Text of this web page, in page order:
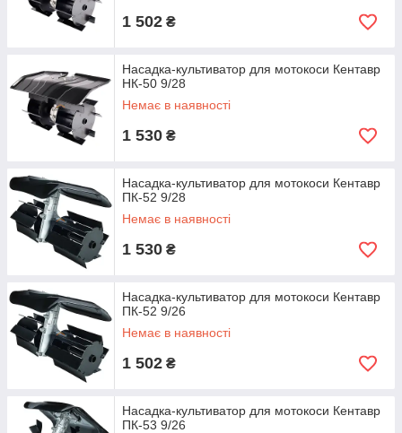
1 502 ₴
Насадка-культиватор для мотокоси Кентавр
НК-50 9/28
Немає в наявності
1 530 ₴
Насадка-культиватор для мотокоси Кентавр
ПК-52 9/28
Немає в наявності
1 530 ₴
Насадка-культиватор для мотокоси Кентавр
ПК-52 9/26
Немає в наявності
1 502 ₴
Насадка-культиватор для мотокоси Кентавр
ПК-53 9/26